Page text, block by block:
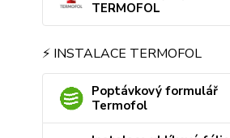
TERMOFOL
⚡ INSTALACE TERMOFOL
Poptávkový formulář
Termofol